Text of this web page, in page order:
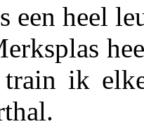
een heel
ik